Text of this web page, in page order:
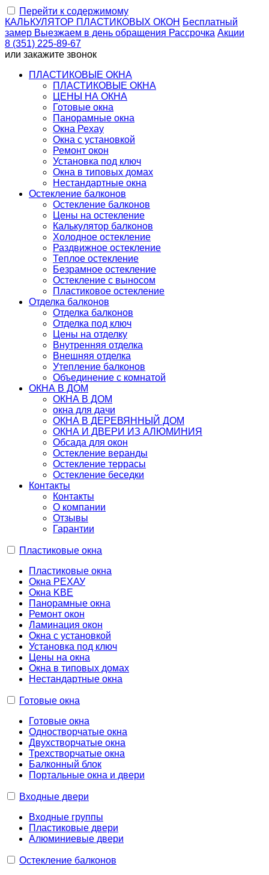
Перейти к содержимому
КАЛЬКУЛЯТОР ПЛАСТИКОВЫХ ОКОН Бесплатный
замер Выезжаем в день обращения Рассрочка Акции
8 (351) 225-89-67
или закажите звонок
ПЛАСТИКОВЫЕ ОКНА
ПЛАСТИКОВЫЕ ОКНА
ЦЕНЫ НА ОКНА
Готовые окна
Панорамные окна
Окна Рехау
Окна с установкой
Ремонт окон
Установка под ключ
Окна в типовых домах
Нестандартные окна
Остекление балконов
Остекление балконов
Цены на остекление
Калькулятор балконов
Холодное остекление
Раздвижное остекление
Теплое остекление
Безрамное остекление
Остекление с выносом
Пластиковое остекление
Отделка балконов
Отделка балконов
Отделка под ключ
Цены на отделку
Внутренняя отделка
Внешняя отделка
Утепление балконов
Объединение с комнатой
ОКНА В ДОМ
ОКНА В ДОМ
окна для дачи
ОКНА В ДЕРЕВЯННЫЙ ДОМ
ОКНА И ДВЕРИ ИЗ АЛЮМИНИЯ
Обсада для окон
Остекление веранды
Остекление террасы
Остекление беседки
Контакты
Контакты
О компании
Отзывы
Гарантии
Пластиковые окна
Пластиковые окна
Окна РЕХАУ
Окна KBE
Панорамные окна
Ремонт окон
Ламинация окон
Окна с установкой
Установка под ключ
Цены на окна
Окна в типовых домах
Нестандартные окна
Готовые окна
Готовые окна
Одностворчатые окна
Двухстворчатые окна
Трехстворчатые окна
Балконный блок
Портальные окна и двери
Входные двери
Входные группы
Пластиковые двери
Алюминиевые двери
Остекление балконов